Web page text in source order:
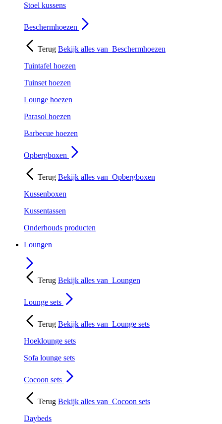
Stoel kussens
Beschermhoezen
Terug Bekijk alles van Beschermhoezen
Tuintafel hoezen
Tuinset hoezen
Lounge hoezen
Parasol hoezen
Barbecue hoezen
Opbergboxen
Terug Bekijk alles van Opbergboxen
Kussenboxen
Kussentassen
Onderhouds producten
Loungen
Terug Bekijk alles van Loungen
Lounge sets
Terug Bekijk alles van Lounge sets
Hoeklounge sets
Sofa lounge sets
Cocoon sets
Terug Bekijk alles van Cocoon sets
Daybeds